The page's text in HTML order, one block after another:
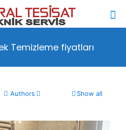
Temizleme fiyatları
Authors Show all